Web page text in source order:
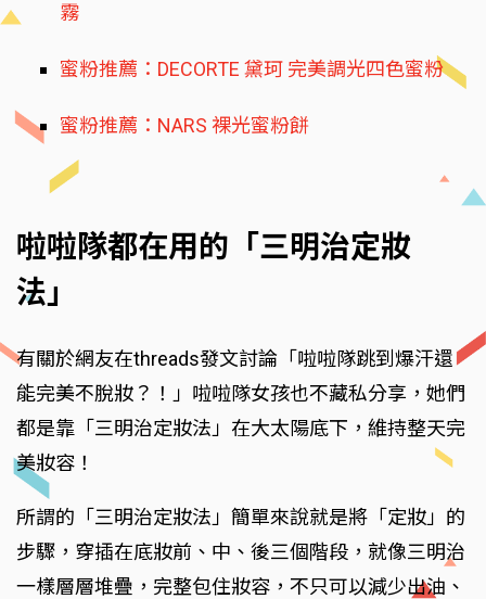
霧
蜜粉推薦：DECORTE 黛珂 完美調光四色蜜粉
蜜粉推薦：NARS 裸光蜜粉餅
啦啦隊都在用的「三明治定妝
法」
有關於網友在threads發文討論「啦啦隊跳到爆汗還
能完美不脫妝？！」啦啦隊女孩也不藏私分享，她們
都是靠「三明治定妝法」在大太陽底下，維持整天完
美妝容！
所謂的「三明治定妝法」簡單來說就是將「定妝」的
步驟，穿插在底妝前、中、後三個階段，就像三明治
一樣層層堆疊，完整包住妝容，不只可以減少出油、